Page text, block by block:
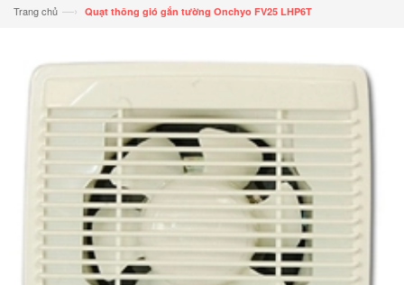
Trang chủ —› Quạt thông gió gắn tường Onchyo FV25 LHP6T